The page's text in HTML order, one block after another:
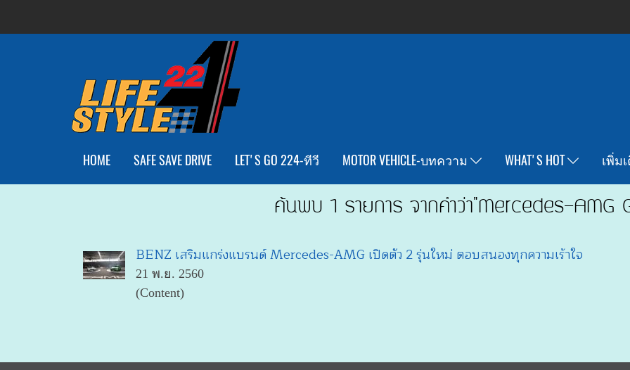
HOME SAFE SAVE DRIVE LET'S GO 224-ทีวี MOTOR VEHICLE-บทความ WHAT'S HOT เพิ่ม
ค้นพบ 1 รายการ จากคำว่า"Mercedes-AMG
BENZ เสริมแกร่งแบรนด์ Mercedes-AMG เปิดตัว 2 รุ่นใหม่ ตอบสนองทุกความเร้าใจ
21 พ.ย. 2560
(Content)